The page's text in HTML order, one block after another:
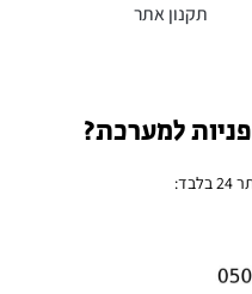
תקנון אתר
למערכת?